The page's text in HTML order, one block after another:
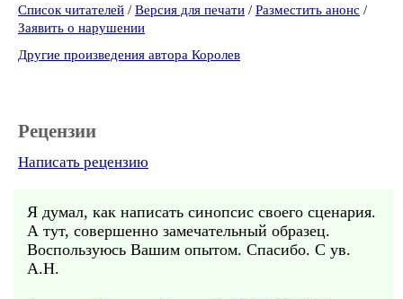
Список читателей / Версия для печати / Разместить анонс /
Заявить о нарушении
Другие произведения автора Королев
Рецензии
Написать рецензию
Я думал, как написать синопсис своего сценария.
А тут, совершенно замечательный образец.
Воспользуюсь Вашим опытом. Спасибо. С ув.
А.Н.